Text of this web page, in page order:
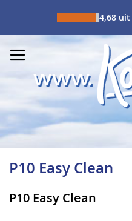
4,68 uit
P10 Easy Clean
P10 Easy Clean